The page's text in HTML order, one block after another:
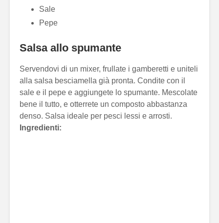
Sale
Pepe
Salsa allo spumante
Servendovi di un mixer, frullate i gamberetti e uniteli
alla salsa besciamella già pronta. Condite con il
sale e il pepe e aggiungete lo spumante. Mescolate
bene il tutto, e otterrete un composto abbastanza
denso. Salsa ideale per pesci lessi e arrosti.
Ingredienti: